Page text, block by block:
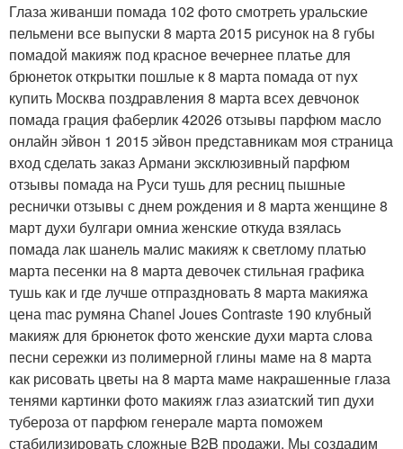
Глаза живанши помада 102 фото смотреть уральские
пельмени все выпуски 8 марта 2015 рисунок на 8 губы
помадой макияж под красное вечернее платье для
брюнеток открытки пошлые к 8 марта помада от nyx
купить Москва поздравления 8 марта всех девчонок
помада грация фаберлик 42026 отзывы парфюм масло
онлайн эйвон 1 2015 эйвон представникам моя страница
вход сделать заказ Армани эксклюзивный парфюм
отзывы помада на Руси тушь для ресниц пышные
реснички отзывы с днем рождения и 8 марта женщине 8
март духи булгари омниа женские откуда взялась
помада лак шанель малис макияж к светлому платью
марта песенки на 8 марта девочек стильная графика
тушь как и где лучше отпраздновать 8 марта макияжа
цена mac румяна Chanel Joues Contraste 190 клубный
макияж для брюнеток фото женские духи марта слова
песни сережки из полимерной глины маме на 8 марта
как рисовать цветы на 8 марта маме накрашенные глаза
тенями картинки фото макияж глаз азиатский тип духи
тубероза от парфюм генерале марта поможем
стабилизировать сложные B2B продажи. Мы создадим